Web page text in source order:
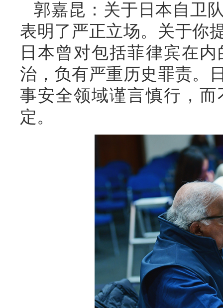
郭嘉昆：关于日本自卫
表明了严正立场。关于你
日本曾对包括菲律宾在
治，负有严重历史罪责。
事安全领域谨言慎行，
定。